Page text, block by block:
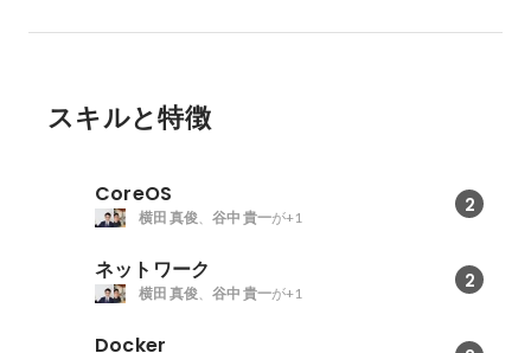
スキルと特徴
CoreOS 2
横田 真俊、 谷中 貴一が+1
ネットワーク 2
横田 真俊、 谷中 貴一が+1
Docker